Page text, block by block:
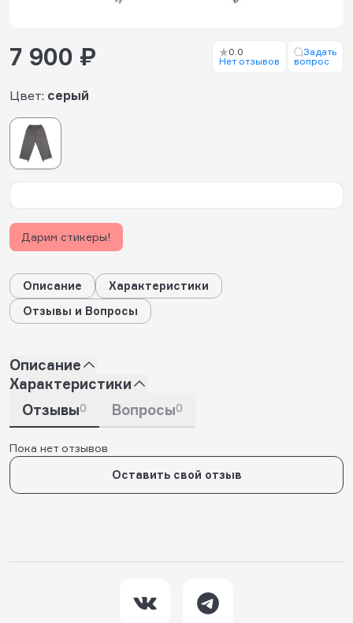
Цвет: серый
7 900 ₽
0.0
Нет отзывов
Задать
вопрос
Дарим стикеры!
Описание
Характеристики
Отзывы и Вопросы
Описание
Характеристики
Отзывы0 Вопросы0
Пока нет отзывов
Оставить свой отзыв